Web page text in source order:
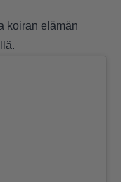
koiran elämän
.